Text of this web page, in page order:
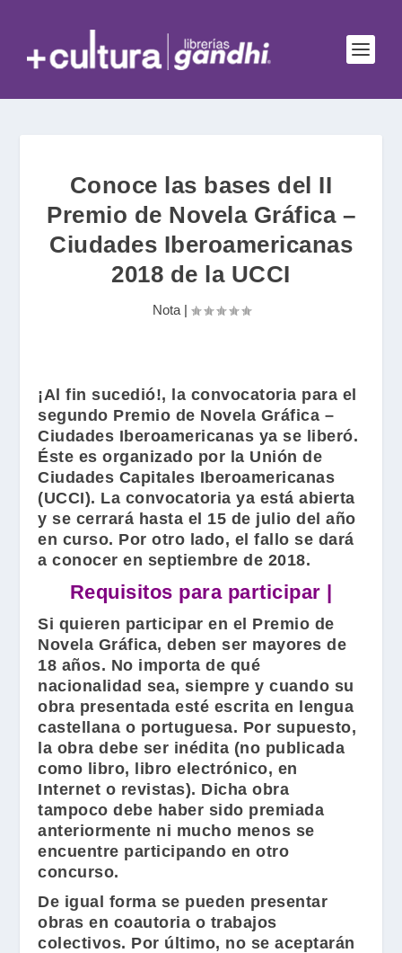
Conoce las bases del II
Premio de Novela Gráfica –
Ciudades Iberoamericanas
2018 de la UCCI
Nota|
¡Al fin sucedió!, la convocatoria para el
segundo Premio de Novela Gráfica –
Ciudades Iberoamericanas ya se liberó.
Éste es organizado por la Unión de
Ciudades Capitales Iberoamericanas
(UCCI). La convocatoria ya está abierta
y se cerrará hasta el 15 de julio del año
en curso. Por otro lado, el fallo se dará
a conocer en septiembre de 2018.
Requisitos para participar |
Si quieren participar en el Premio de
Novela Gráfica, deben ser mayores de
18 años. No importa de qué
nacionalidad sea, siempre y cuando su
obra presentada esté escrita en lengua
castellana o portuguesa. Por supuesto,
la obra debe ser inédita (no publicada
como libro, libro electrónico, en
Internet o revistas). Dicha obra
tampoco debe haber sido premiada
anteriormente ni mucho menos se
encuentre participando en otro
concurso.
De igual forma se pueden presentar
obras en coautoria o trabajos
colectivos. Por último, no se aceptarán